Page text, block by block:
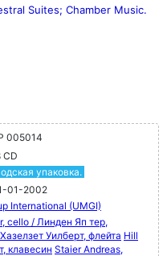
Suites; Chamber Music.
005014
CD
упаковка.
01-2002
International (UMGI)
cello / Линден Яп тер,
Уилберт, флейта Hill
клавесин Staier Andreas,